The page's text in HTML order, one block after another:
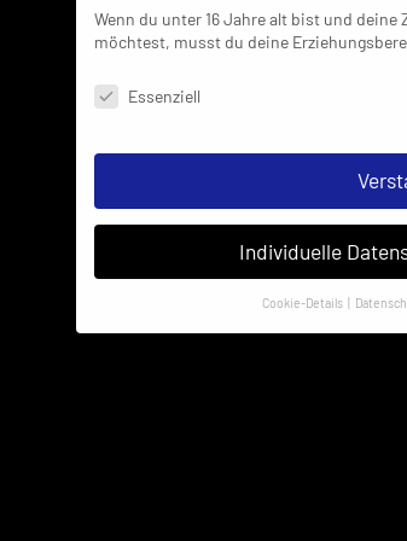
Wenn du unter 16 Jahre alt bist und
möchtest, musst du deine
Datenschutzeinstellungen &
Essenziell
Individuelle
Cookie-Details